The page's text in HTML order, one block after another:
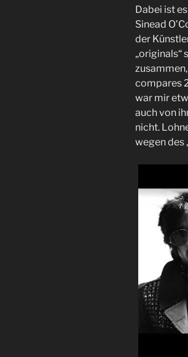
Dabei ist
Sinead
der
„originals“
compares
war mir
auch von
nicht.
wegen des